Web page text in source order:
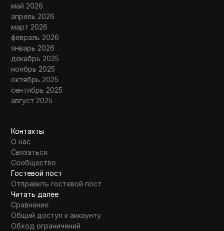
май 2026
апрель 2026
март 2026
февраль 2026
январь 2026
декабрь 2025
ноябрь 2025
октябрь 2025
сентябрь 2025
август 2025
Контакты
О нас
Связаться
Сообщество
Гостевой пост
Отправить гостевой пост
Читать далее
Сравнение
Общий доступ к аккаунту
Обход ограничений